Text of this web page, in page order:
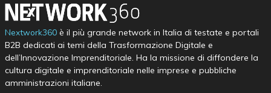
Nextwork360è il più grande network in Italia di testate e portali
B2B dedicati ai temi della Trasformazione Digitale e
dell’Innovazione Imprenditoriale. Ha la missione di diffondere la
cultura digitale e imprenditoriale nelle imprese e pubbliche
amministrazioni italiane.